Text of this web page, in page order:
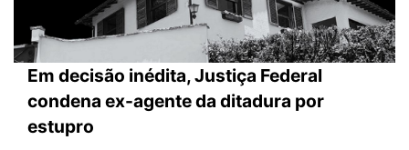
Em decisão inédita, Justiça Federal
condena ex-agente da ditadura por
estupro